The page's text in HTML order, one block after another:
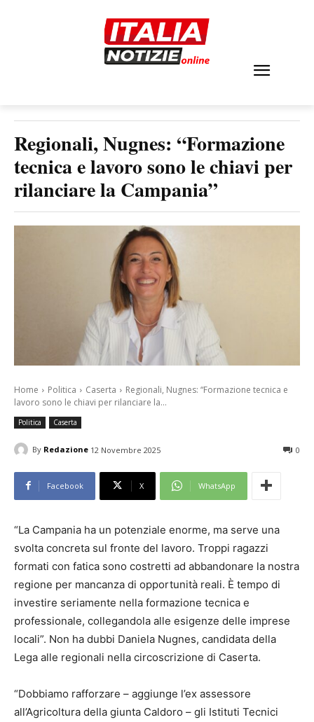
Regionali, Nugnes: “Formazione
tecnica e lavoro sono le chiavi per
rilanciare la Campania”
Home Politica Caserta
Regionali, Nugnes: “Formazione tecnica e
lavoro sono le chiavi per rilanciare la...
Politica Caserta
By Redazione 12 Novembre 2025 0
Facebook X WhatsApp
“La Campania ha un potenziale enorme, ma serve una
svolta concreta sul fronte del lavoro. Troppi ragazzi
formati con fatica sono costretti ad abbandonare la nostra
regione per mancanza di opportunità reali. È tempo di
investire seriamente nella formazione tecnica e
professionale, collegandola alle esigenze delle imprese
locali”. Non ha dubbi Daniela Nugnes, candidata della
Lega alle regionali nella circoscrizione di Caserta.
“Dobbiamo rafforzare – aggiunge l’ex assessore
all’Agricoltura della giunta Caldoro – gli Istituti Tecnici